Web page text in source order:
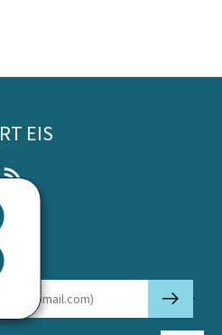
EIS
RSS
🡒